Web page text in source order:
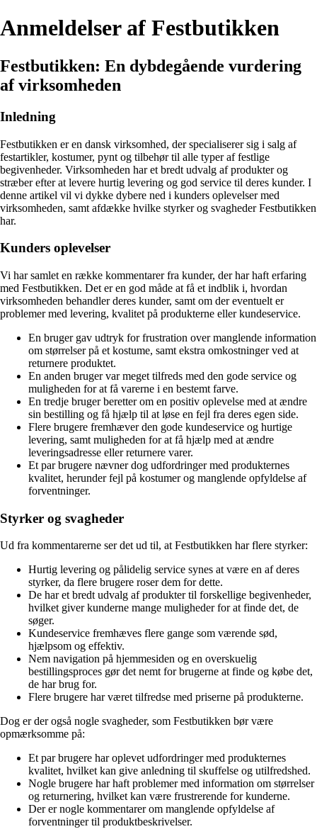
Anmeldelser af Festbutikken
Festbutikken: En dybdegående vurdering
af virksomheden
Inledning
Festbutikken er en dansk virksomhed, der specialiserer sig i salg af
festartikler, kostumer, pynt og tilbehør til alle typer af festlige
begivenheder. Virksomheden har et bredt udvalg af produkter og
stræber efter at levere hurtig levering og god service til deres kunder. I
denne artikel vil vi dykke dybere ned i kunders oplevelser med
virksomheden, samt afdække hvilke styrker og svagheder Festbutikken
har.
Kunders oplevelser
Vi har samlet en række kommentarer fra kunder, der har haft erfaring
med Festbutikken. Det er en god måde at få et indblik i, hvordan
virksomheden behandler deres kunder, samt om der eventuelt er
problemer med levering, kvalitet på produkterne eller kundeservice.
En bruger gav udtryk for frustration over manglende information
om størrelser på et kostume, samt ekstra omkostninger ved at
returnere produktet.
En anden bruger var meget tilfreds med den gode service og
muligheden for at få varerne i en bestemt farve.
En tredje bruger beretter om en positiv oplevelse med at ændre
sin bestilling og få hjælp til at løse en fejl fra deres egen side.
Flere brugere fremhæver den gode kundeservice og hurtige
levering, samt muligheden for at få hjælp med at ændre
leveringsadresse eller returnere varer.
Et par brugere nævner dog udfordringer med produkternes
kvalitet, herunder fejl på kostumer og manglende opfyldelse af
forventninger.
Styrker og svagheder
Ud fra kommentarerne ser det ud til, at Festbutikken har flere styrker:
Hurtig levering og pålidelig service synes at være en af deres
styrker, da flere brugere roser dem for dette.
De har et bredt udvalg af produkter til forskellige begivenheder,
hvilket giver kunderne mange muligheder for at finde det, de
søger.
Kundeservice fremhæves flere gange som værende sød,
hjælpsom og effektiv.
Nem navigation på hjemmesiden og en overskuelig
bestillingsproces gør det nemt for brugerne at finde og købe det,
de har brug for.
Flere brugere har været tilfredse med priserne på produkterne.
Dog er der også nogle svagheder, som Festbutikken bør være
opmærksomme på:
Et par brugere har oplevet udfordringer med produkternes
kvalitet, hvilket kan give anledning til skuffelse og utilfredshed.
Nogle brugere har haft problemer med information om størrelser
og returnering, hvilket kan være frustrerende for kunderne.
Der er nogle kommentarer om manglende opfyldelse af
forventninger til produktbeskrivelser.